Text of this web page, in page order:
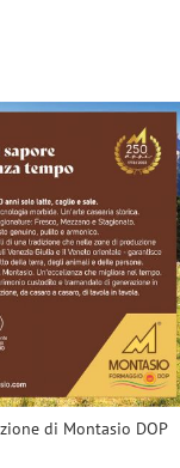
di Montasio DOP